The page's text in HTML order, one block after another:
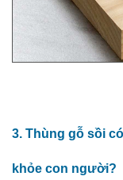
3. Thùng gỗ sồi
khỏe con người?